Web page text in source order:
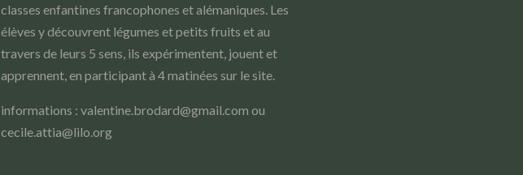
classes enfantines francophones et alémaniques. Les
élèves y découvrent légumes et petits fruits et au
travers de leurs 5 sens, ils expérimentent, jouent et
apprennent, en participant à 4 matinées sur le site.
informations : valentine.brodard@gmail.com ou
cecile.attia@lilo.org